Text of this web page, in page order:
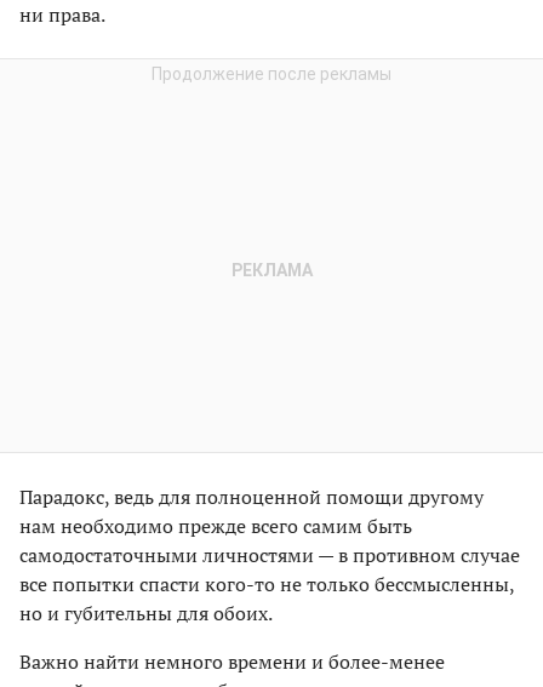
ни права.
Парадокс, ведь для полноценной помощи другому
нам необходимо прежде всего самим быть
самодостаточными личностями — в противном случае
все попытки спасти кого-то не только бессмысленны,
но и губительны для обоих.
Важно найти немного времени и более-менее